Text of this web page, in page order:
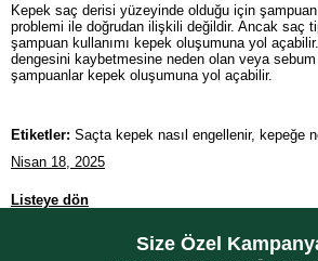
Kepek saç derisi yüzeyinde olduğu için
problemi ile doğrudan ilişkili değildir. Ancak saç
şampuan kullanımı kepek oluşumuna yol
dengesini kaybetmesine neden olan veya sebum
şampuanlar kepek oluşumuna yol açabilir.
Etiketler: Saçta kepek nasıl engellenir, kepeğe
Nisan 18, 2025
Listeye dön
Size Özel